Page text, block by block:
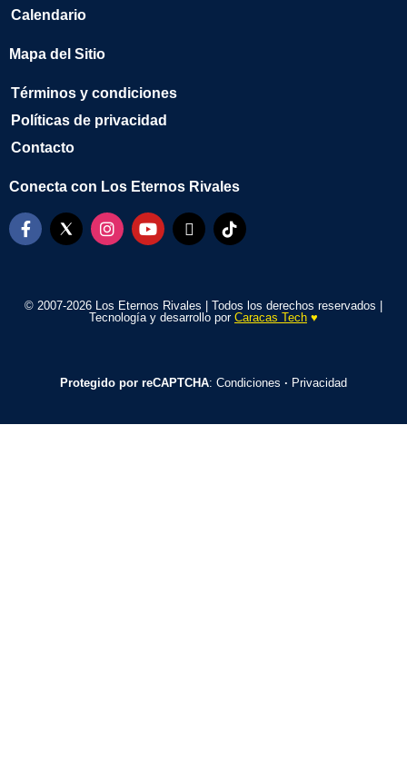
Calendario
Mapa del Sitio
Términos y condiciones
Políticas de privacidad
Contacto
Conecta con Los Eternos Rivales
© 2007-2026 Los Eternos Rivales | Todos los derechos reservados |
Tecnología y desarrollo por Caracas Tech ♥️
Protegido por reCAPTCHA: Condiciones · Privacidad